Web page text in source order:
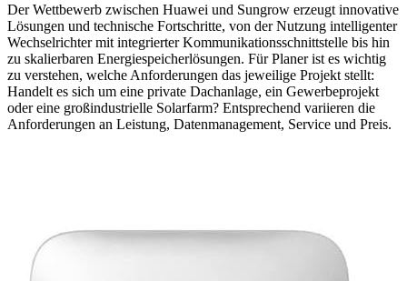
Der Wettbewerb zwischen Huawei und Sungrow erzeugt innovative
Lösungen und technische Fortschritte, von der Nutzung intelligenter
Wechselrichter mit integrierter Kommunikationsschnittstelle bis hin
zu skalierbaren Energiespeicherlösungen. Für Planer ist es wichtig
zu verstehen, welche Anforderungen das jeweilige Projekt stellt:
Handelt es sich um eine private Dachanlage, ein Gewerbeprojekt
oder eine großindustrielle Solarfarm? Entsprechend variieren die
Anforderungen an Leistung, Datenmanagement, Service und Preis.